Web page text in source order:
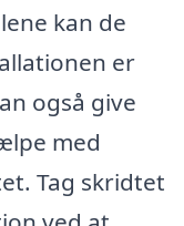
kan de
er
også give
med
Tag skridtet